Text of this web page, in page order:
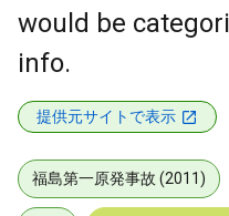
would be
info.
提供元サイトで表示
福島第一原発事故 (2011)